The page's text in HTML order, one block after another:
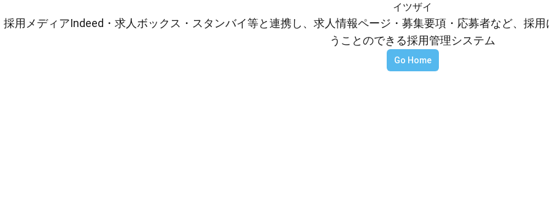
イツザイ
採用メディアIndeed・求人ボックス・スタンバイ等と連携し、求人情報ページ・募集要項・応募者など、採
うことのできる採用管理システム
Go Home